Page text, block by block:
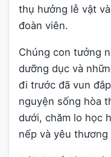
thụ hưởng lễ vật
đoàn viên.
Chúng con tưởng
dưỡng dục và
đi trước đã vun
nguyện sống hòa
dưới, chăm lo học
nếp và yêu thương